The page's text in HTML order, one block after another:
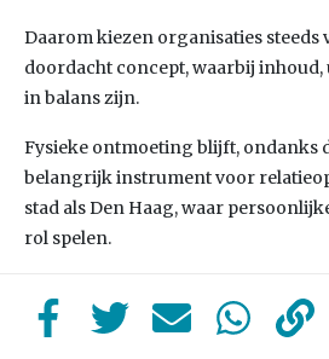
Daarom kiezen organisaties steeds
doordacht concept, waarbij
in balans zijn.
Fysieke ontmoeting blijft, ondanks
belangrijk instrument voor
stad als Den Haag, waar
rol spelen.